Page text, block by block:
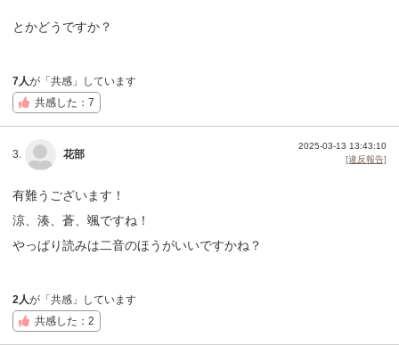
とかどうですか？
7人が「共感」しています
共感した：7
3. 花部
2025-03-13 13:43:10
[違反報告]
有難うございます！
涼、湊、蒼、颯ですね！
やっぱり読みは二音のほうがいいですかね？
2人が「共感」しています
共感した：2